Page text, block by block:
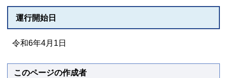
運行開始日
令和6年4月1日
このページの作成者